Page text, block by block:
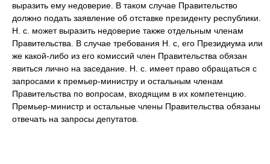
выразить ему недоверие. В таком случае Правительство
должно подать заявление об отставке президенту республики.
Н. с. может выразить недоверие также отдельным членам
Правительства. В случае требования Н. с, его Президиума или
же какой-либо из его комиссий член Правительства обязан
явиться лично на заседание. Н. с. имеет право обращаться с
запросами к премьер-министру и остальным членам
Правительства по вопросам, входящим в их компетенцию.
Премьер-министр и остальные члены Правительства обязаны
отвечать на запросы депутатов.